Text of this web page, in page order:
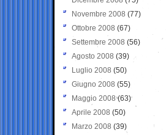
Novembre 2008 (77)
Ottobre 2008 (67)
Settembre 2008 (56)
Agosto 2008 (39)
Luglio 2008 (50)
Giugno 2008 (55)
Maggio 2008(63)
Aprile 2008 (50)
Marzo 2008 (39)